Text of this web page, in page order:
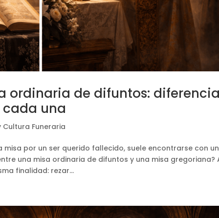
ordinaria de difuntos:
una
Cultura Funeraria
por un ser querido fallecido, suele encontrarse con
una misa ordinaria de difuntos y una misa gregoriana?
finalidad: rezar...